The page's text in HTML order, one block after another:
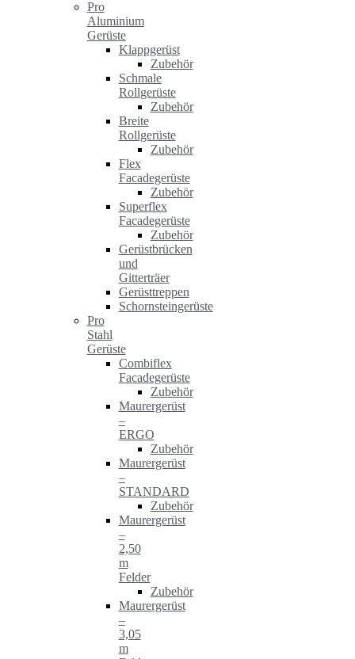
Pro
Aluminium
Gerüste
Klappgerüst
Zubehör
Schmale
Rollgerüste
Zubehör
Breite
Rollgerüste
Zubehör
Flex
Facadegerüste
Zubehör
Superflex
Facadegerüste
Zubehör
Gerüstbrücken
und
Gitterträer
Gerüsttreppen
Schornsteingerüste
Pro
Stahl
Gerüste
Combiflex
Facadegerüste
Zubehör
Maurergerüst
–
ERGO
Zubehör
Maurergerüst
–
STANDARD
Zubehör
Maurergerüst
–
2,50
m
Felder
Zubehör
Maurergerüst
–
3,05
m